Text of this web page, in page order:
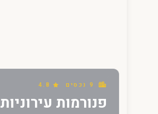
פנורמות עירוניות